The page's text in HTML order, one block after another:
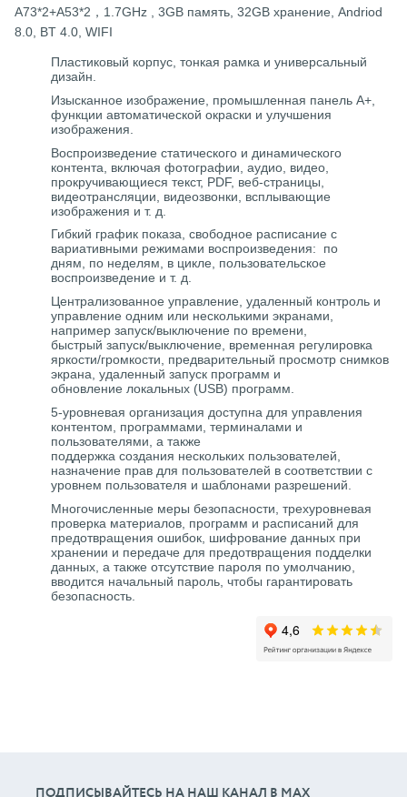
A73*2+A53*2，1.7GHz , 3GB память, 32GB хранение, Andriod
8.0, BT 4.0, WIFI
Пластиковый корпус, тонкая рамка и универсальный
дизайн.
Изысканное изображение, промышленная панель A+,
функции автоматической окраски и улучшения
изображения.
Воспроизведение статического и динамического
контента, включая фотографии, аудио, видео,
прокручивающиеся текст, PDF, веб-страницы,
видеотрансляции, видеозвонки, всплывающие
изображения и т. д.
Гибкий график показа, свободное расписание с
вариативными режимами воспроизведения: по
дням, по неделям, в цикле, пользовательское
воспроизведение и т. д.
Централизованное управление, удаленный контроль и
управление одним или несколькими экранами,
например запуск/выключение по времени,
быстрый запуск/выключение, временная регулировка
яркости/громкости, предварительный просмотр снимков
экрана, удаленный запуск программ и
обновление локальных (USB) программ.
5-уровневая организация доступна для управления
контентом, программами, терминалами и
пользователями, а также
поддержка создания нескольких пользователей,
назначение прав для пользователей в соответствии с
уровнем пользователя и шаблонами разрешений.
Многочисленные меры безопасности, трехуровневая
проверка материалов, программ и расписаний для
предотвращения ошибок, шифрование данных при
хранении и передаче для предотвращения подделки
данных, а также отсутствие пароля по умолчанию,
вводится начальный пароль, чтобы гарантировать
безопасность.
ПОДПИСЫВАЙТЕСЬ НА НАШ КАНАЛ В МАХ